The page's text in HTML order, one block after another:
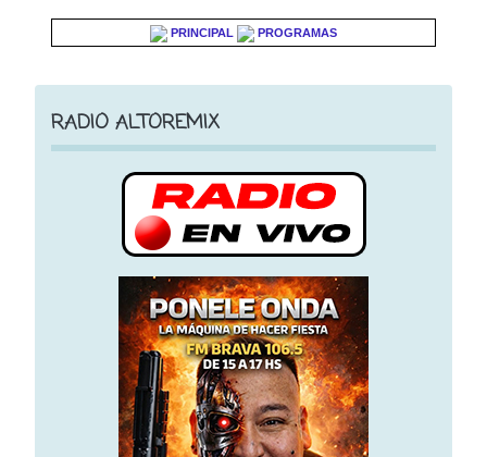
PRINCIPAL PROGRAMAS
RADIO ALTOREMIX